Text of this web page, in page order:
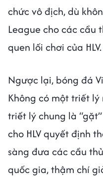
chức vô địch, dù
League cho các cầu
quen lối chơi của HLV.
Ngược lại, bóng đá
Không có một triết
triết lý chung là
cho HLV quyết định
sàng đưa các cầu
quốc gia, thậm chí